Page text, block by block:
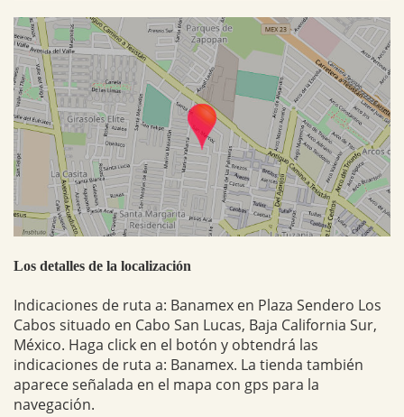
Los detalles de la localización
Indicaciones de ruta a: Banamex en Plaza Sendero Los
Cabos situado en Cabo San Lucas, Baja California Sur,
México. Haga click en el botón y obtendrá las
indicaciones de ruta a: Banamex. La tienda también
aparece señalada en el mapa con gps para la
navegación.